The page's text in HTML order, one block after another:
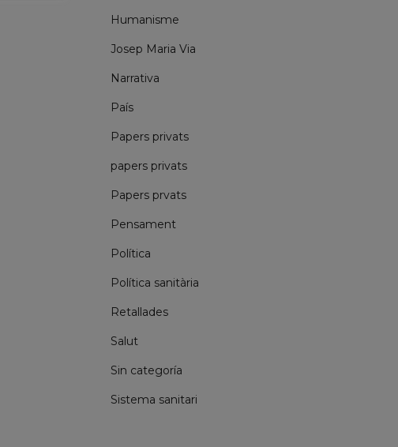
Humanisme
Josep Maria Via
Narrativa
País
Papers privats
papers privats
Papers prvats
Pensament
Política
Política sanitària
Retallades
Salut
Sin categoría
Sistema sanitari